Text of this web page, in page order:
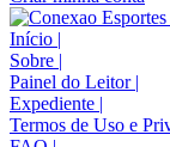
Início |
Sobre |
Painel do Leitor |
Expediente |
Termos de Uso e